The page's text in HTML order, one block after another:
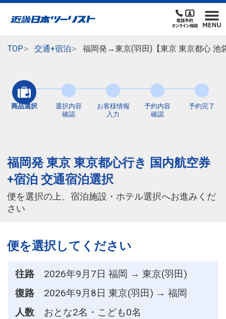
TOP 交通+宿泊 福岡発→東京(羽田)【東京 東京都心 池
商品選択
選択内容
確認
お客様情報
入力
予約内容
確認
予約完了
福岡発 東京 東京都心行き 国内航空券
+宿泊 交通宿泊選択
便を選択の上、宿泊施設・ホテル選択へお進みくだ
さい
便を選択してください
往路
2026年9月7日 福岡 → 東京(羽田)
復路
2026年9月8日 東京(羽田) → 福岡
人数
おとな2名・こども0名